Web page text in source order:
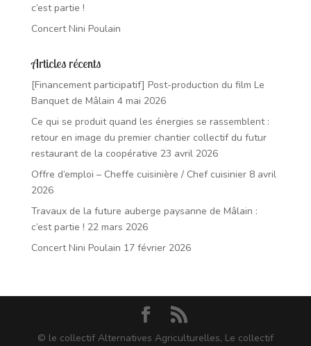
c’est partie !
Concert Nini Poulain
Articles récents
[Financement participatif] Post-production du film Le
Banquet de Mâlain 4 mai 2026
Ce qui se produit quand les énergies se rassemblent :
retour en image du premier chantier collectif du futur
restaurant de la coopérative 23 avril 2026
Offre d’emploi – Cheffe cuisinière / Chef cuisinier 8 avril
2026
Travaux de la future auberge paysanne de Mâlain :
c’est partie ! 22 mars 2026
Concert Nini Poulain 17 février 2026
© le collectif Alternatives Agriculturelles, Le collectif